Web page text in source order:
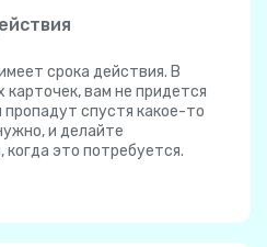
срока действия. В
вам не придется
спустя какое-то
и делайте
это потребуется.